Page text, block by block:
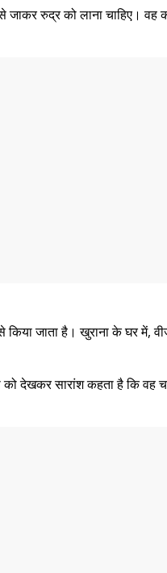
रुद्र को लाना चाहिए। वह
किया जाता है। खुराना के घर में,
देखकर सारांश कहता है कि वह